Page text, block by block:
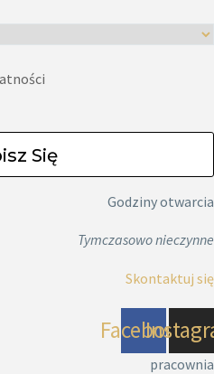
Godziny otwarcia
Tymczasowo nieczynne
Skontaktuj się
Facebook
pracownia